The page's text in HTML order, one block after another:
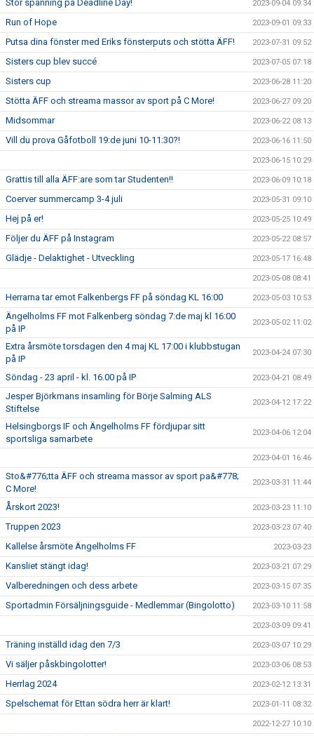
Stor spänning på Deadline Day! 2023-09-04 09:34
Run of Hope 2023-09-01 09:33
Putsa dina fönster med Eriks fönsterputs och stötta ÄFF! 2023-07-31 09:52
Sisters cup blev succé 2023-07-05 07:18
Sisters cup 2023-06-28 11:20
Stötta ÄFF och streama massor av sport på C More! 2023-06-27 09:20
Midsommar 2023-06-22 08:13
Vill du prova Gåfotboll 19:de juni 10-11:30?! 2023-06-16 11:50
2023-06-15 10:29
Grattis till alla ÄFF:are som tar Studenten!! 2023-06-09 10:18
Coerver summercamp 3-4 juli 2023-05-31 09:10
Hej på er! 2023-05-25 10:49
Följer du ÄFF på Instagram 2023-05-22 08:57
Glädje - Delaktighet - Utveckling 2023-05-17 16:48
2023-05-08 08:41
Herrarna tar emot Falkenbergs FF på söndag KL 16:00 2023-05-03 10:53
Ängelholms FF mot Falkenberg söndag 7:de maj kl 16:00
på IP
2023-05-02 11:02
Extra årsmöte torsdagen den 4 maj KL 17:00 i klubbstugan
på IP
2023-04-24 07:30
Söndag - 23 april - kl. 16.00 på IP 2023-04-21 08:49
Jesper Björkmans insamling för Börje Salming ALS
Stiftelse
2023-04-12 17:22
Helsingborgs IF och Ängelholms FF fördjupar sitt
sportsliga samarbete
2023-04-06 12:04
2023-04-01 16:46
Sto&#776;tta ÄFF och streama massor av sport pa&#778;
C More!
2023-03-31 11:44
Årskort 2023! 2023-03-23 11:10
Truppen 2023 2023-03-23 07:40
Kallelse årsmöte Ängelholms FF 2023-03-23
Kansliet stängt idag! 2023-03-21 07:29
Valberedningen och dess arbete 2023-03-15 07:35
Sportadmin Försäljningsguide - Medlemmar (Bingolotto) 2023-03-10 11:58
2023-03-09 09:41
Träning inställd idag den 7/3 2023-03-07 10:29
Vi säljer påskbingolotter! 2023-03-06 08:53
Herrlag 2024 2023-02-12 13:31
Spelschemat för Ettan södra herr är klart! 2023-01-11 08:32
2022-12-27 10:10